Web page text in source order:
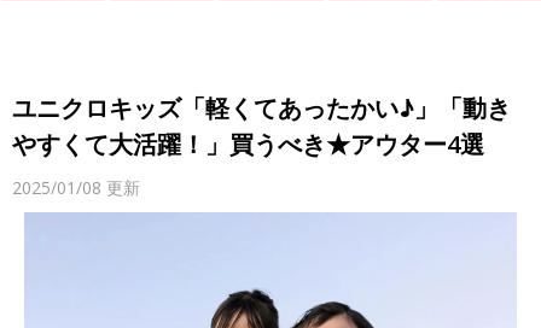
ユニクロキッズ「軽くてあったかい♪」「動き
やすくて大活躍！」買うべき★アウター4選
2025/01/08 更新